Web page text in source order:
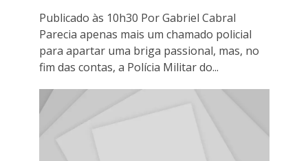
Publicado às 10h30 Por Gabriel Cabral
Parecia apenas mais um chamado policial
para apartar uma briga passional, mas, no
fim das contas, a Polícia Militar do...